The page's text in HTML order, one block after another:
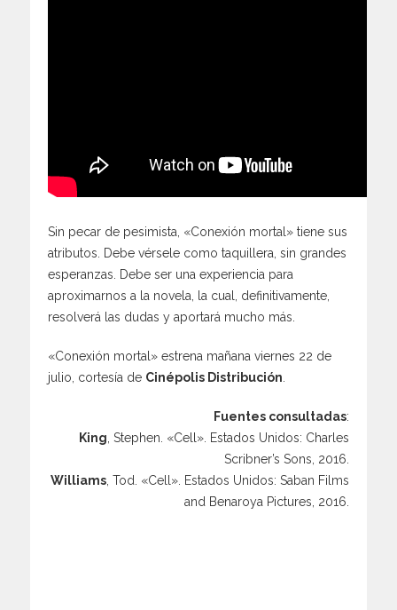
Sin pecar de pesimista, «Conexión mortal» tiene sus
atributos. Debe vérsele como taquillera, sin grandes
esperanzas. Debe ser una experiencia para
aproximarnos a la novela, la cual, definitivamente,
resolverá las dudas y aportará mucho más.
«Conexión mortal» estrena mañana viernes 22 de
julio, cortesía de Cinépolis Distribución
Fuentes consultadas:
King , Stephen. «Cell». Estados Unidos: Charles
Scribner’s Sons, 2016.
Williams , Tod. «Cell». Estados Unidos: Saban Films
and Benaroya Pictures, 2016.